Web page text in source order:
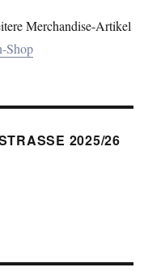
Merchandise-Artikel
Shop
2025/26